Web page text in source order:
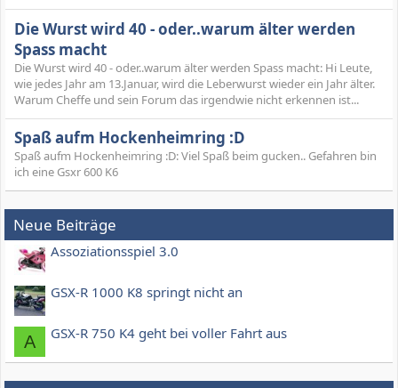
Die Wurst wird 40 - oder..warum älter werden
Spass macht
Die Wurst wird 40 - oder..warum älter werden Spass macht: Hi Leute,
wie jedes Jahr am 13.Januar, wird die Leberwurst wieder ein Jahr älter.
Warum Cheffe und sein Forum das irgendwie nicht erkennen ist...
Spaß aufm Hockenheimring :D
Spaß aufm Hockenheimring :D: Viel Spaß beim gucken.. Gefahren bin
ich eine Gsxr 600 K6
Neue Beiträge
Assoziationsspiel 3.0
GSX-R 1000 K8 springt nicht an
A GSX-R 750 K4 geht bei voller Fahrt aus